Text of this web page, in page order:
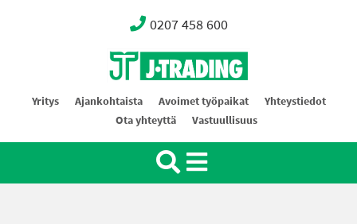
0207 458 600
Oy J-Trading Ab
Yritys Ajankohtaista Avoimet työpaikat
Yhteystiedot
Ota yhteyttä
Vastuullisuus